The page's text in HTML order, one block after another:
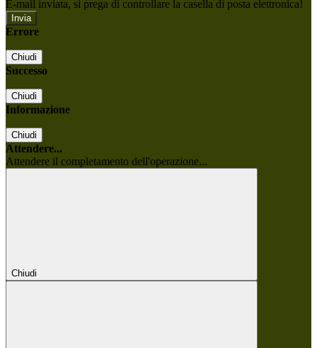
E-mail inviata, si prega di controllare la casella di posta elettronica!
Errore
Chiudi
Successo
Chiudi
Informazione
Chiudi
Attendere...
Attendere il completamento dell'operazione...
Chiudi